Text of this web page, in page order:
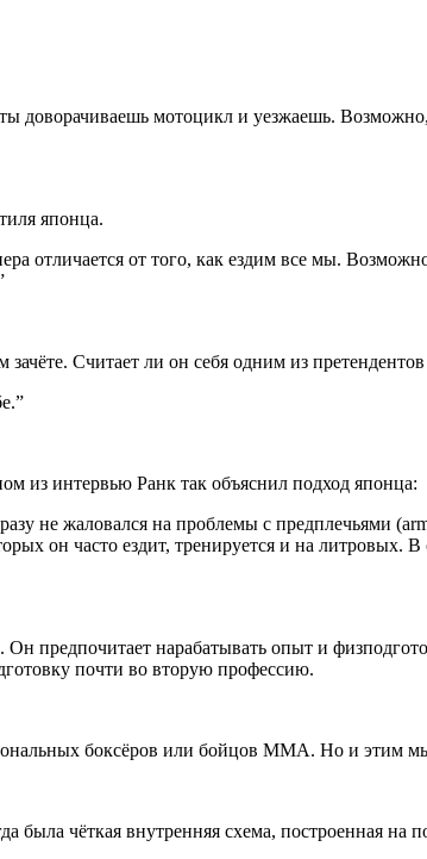
доворачиваешь мотоцикл и уезжаешь.
японца.
отличается от того, как ездим все мы.
Считает ли он себя одним из претендентов
”
из интервью Ранк так объяснил подход японца:
не жаловался на проблемы с предплечьями
он часто ездит, тренируется и на литровых. В
предпочитает нарабатывать опыт и
почти во вторую профессию.
боксёров или бойцов MMA. Но и этим
была чёткая внутренняя схема, построенная на